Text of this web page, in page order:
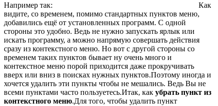
Например так:
Как
видите, со временем, помимо стандартных пунктов меню,
добавились ещё от установленных программ. С одной
стороны это удобно. Ведь не нужно запускать ярлык или
искать программу, а можно напрямую совершать действия
сразу из контекстного меню. Но вот с другой стороны со
временем таких пунктов бывает ну очень много и
контекстное меню порой приходится даже прокручивать
вверх или вниз в поисках нужных пунктов.Поэтому иногда и
хочется удалить эти пункты чтобы не мешались. Ведь Вы не
всеми пунктами часто пользуетесь.Итак, как убрать пункт из
контекстного меню.Для того, чтобы удалить пункт